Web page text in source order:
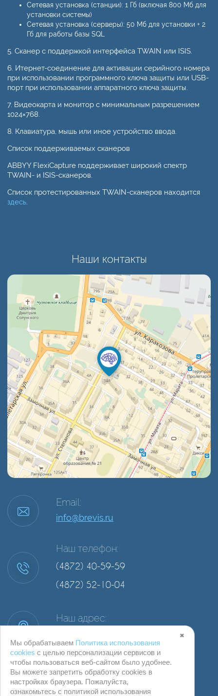
Сетевая установка (станции): 1 Гб (включая 800 Mб для
установки системы)
Сетевая установка (серверы): 50 Мб для установки + 2
Гб для работы базы SQL
5. Сканер с поддержкой интерфейса TWAIN или ISIS.
6. Итернет-соединение для активации серийного номера
при использовании программного ключа защиты или USB-
порт при использовании аппаратного ключа защиты.
7. Видеокарта и монитор с минимальным разрешением
1024×768.
8. Клавиатура, мышь или иное устройство ввода.
Список поддерживаемых сканеров
ABBYY FlexiCapture поддерживает широкий спектр
TWAIN- и ISIS-сканеров.
Список протестированных TWAIN-сканеров находится
здесь.
Наши контакты
Email:
info@brevis.ru
Наш телефон:
(4872) 40-59-59
(4872) 52-10-04
Наш адрес:
✖
Мы обрабатываем Политика использования
cookies с целью персонализации сервисов и
чтобы пользоваться веб-сайтом было удобнее.
Вы можете запретить обработку сookies в
настройках браузера. Пожалуйста,
ознакомьтесь с политикой использования